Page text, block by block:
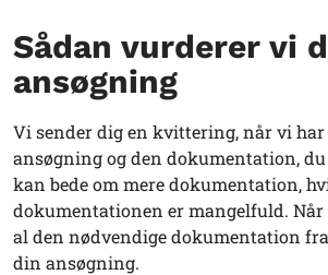
Sådan vurderer vi
ansøgning
Vi sender dig en kvittering, når vi
ansøgning og den dokumentation,
kan bede om mere dokumentation,
dokumentationen er mangelfuld.
al den nødvendige dokumentation
din ansøgning.